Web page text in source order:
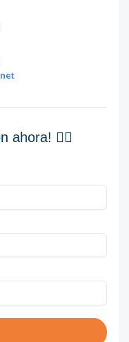
ahora! 👇🏽